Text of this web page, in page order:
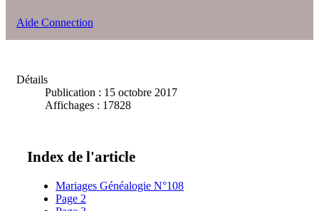
Aide Connection
Détails
Publication : 15 octobre 2017
Affichages : 17828
Index de l'article
Mariages Généalogie N°108
Page 2